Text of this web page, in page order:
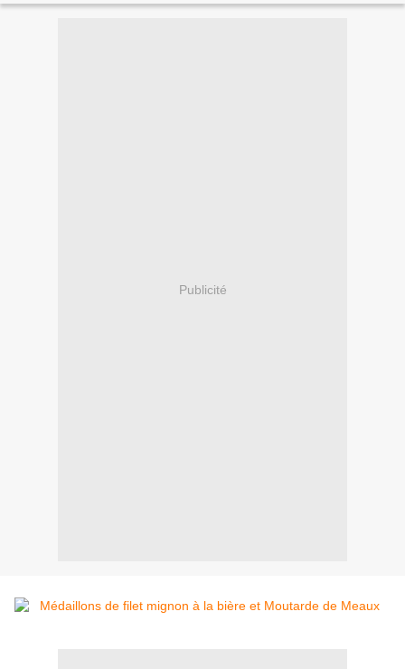
Publicité